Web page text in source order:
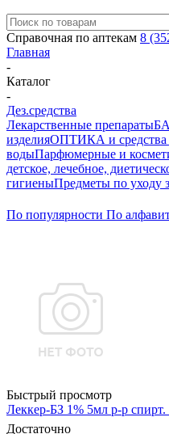
Справочная по аптекам 8
Главная
-
Каталог
-
Дез.средства
Лекарственные препараты
изделияОПТИКА и средства
водыПарфюмерные и
детское, лечебное,
гигиеныПредметы по уходу
По популярности По
Быстрый просмотр
Леккер-БЗ 1% 5мл р-р
Достаточно